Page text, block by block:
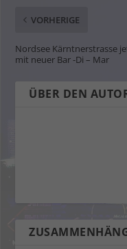
VORHERIGE
Nordsee Kärntnerstrasse
mit neuer Bar -Di – Mar
ÜBER DEN